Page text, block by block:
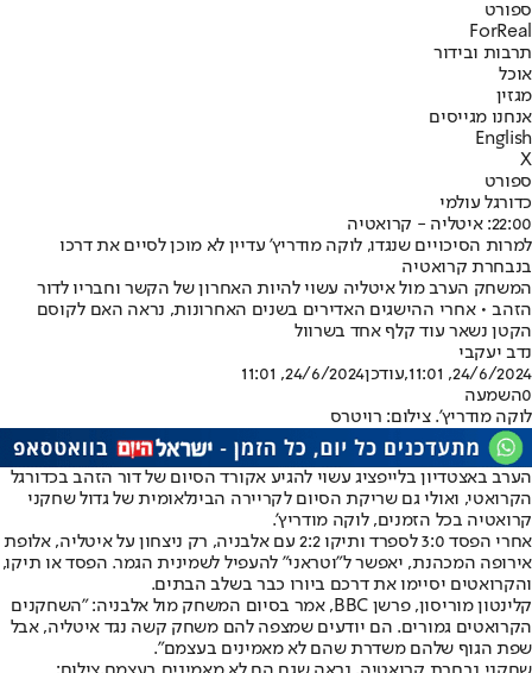
ספורט
ForReal
תרבות ובידור
אוכל
מגזין
אנחנו מגייסים
English
X
ספורט
כדורגל עולמי
22:00: איטליה - קרואטיה
למרות הסיכויים שנגדו, לוקה מודריץ' עדיין לא מוכן לסיים את דרכו
בנבחרת קרואטיה
המשחק הערב מול איטליה עשוי להיות האחרון של הקשר וחבריו לדור
הזהב • אחרי ההישגים האדירים בשנים האחרונות, נראה האם לקוסם
הקטן נשאר עוד קלף אחד בשרוול
נדב יעקבי
24/6/2024, 11:01
,עודכן24/6/2024, 11:01
0השמעה
לוקה מודריץ'. צילום: רויטרס
הערב באצטדיון בלייפציג עשוי להגיע אקורד הסיום של דור הזהב בכדורגל
הקרואטי, ואולי גם שריקת הסיום לקריירה הבינלאומית של גדול שחקני
קרואטיה בכל הזמנים, לוקה מודריץ'.
אחרי הפסד 3:0 לספרד ותיקו 2:2 עם אלבניה, רק ניצחון על איטליה, אלופת
אירופה המכהנת, יאפשר ל"וטראני" להעפיל לשמינית הגמר. הפסד או תיקו,
והקרואטים יסיימו את דרכם ביורו כבר בשלב הבתים.
קלינטון מוריסון, פרשן BBC, אמר בסיום המשחק מול אלבניה: "השחקנים
הקרואטים גמורים. הם יודעים שמצפה להם משחק קשה נגד איטליה, אבל
שפת הגוף שלהם משדרת שהם לא מאמינים בעצמם".